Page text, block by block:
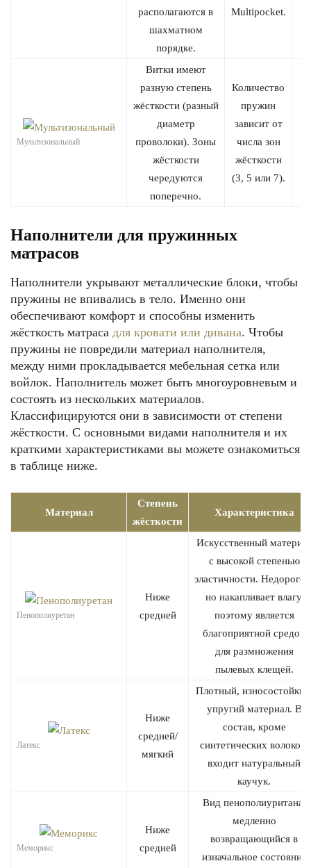
располагаются в
шахматном
порядке.
Multipocket.
Мультизональный
Витки имеют
разную степень
жёсткости (разный
диаметр
проволоки). Зоны
жёсткости
чередуются
поперечно.
Количество
пружин
зависит от
числа зон
жёсткости
(3, 5 или 7).
Наполнители для пружинных
матрасов
Наполнители укрывают металлические блоки, чтобы
пружины не впивались в тело. Именно они
обеспечивают комфорт и способны изменить
жёсткость матраса для кровати или дивана. Чтобы
пружины не повредили материал наполнителя,
между ними прокладывается мебельная сетка или
войлок. Наполнитель может быть многоуровневым и
состоять из нескольких материалов.
Классифицируются они в зависимости от степени
жёсткости. С основными видами наполнителя и их
краткими характеристиками вы можете ознакомиться
в таблице ниже.
Материал
Степень
жёсткости
Характеристика
Пенополиуретан
Ниже
средней
Искусственный
с высокой степенью
эластичности.
но накапливает влагу,
поэтому является
благоприятной средой
для размножения
пылевых клещей.
Латекс
Ниже
средней/
мягкий
Плотный,
упругий материал. В
состав, кроме
синтетических волокон,
входит натуральный
каучук.
Меморикс
Ниже
средней
Вид пенополиуритана,
медленно
возвращающийся в
изначальное состояние